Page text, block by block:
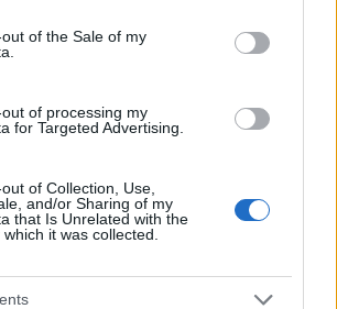
specified purposes in below Google
of the Sale of my
of processing my
for Targeted Advertising.
of Collection, Use,
and/or Sharing of my
that Is Unrelated with the
it was collected.
üzletember, az NNG
gyártó cég alapítója,
2023 januárjától a Jazzy rádió
induló reggeli rádióműsorának
a fentebb hivatkozott
előírását itt is
Pankotaielérhetőségét adták
egyértelmű, ki is van itten